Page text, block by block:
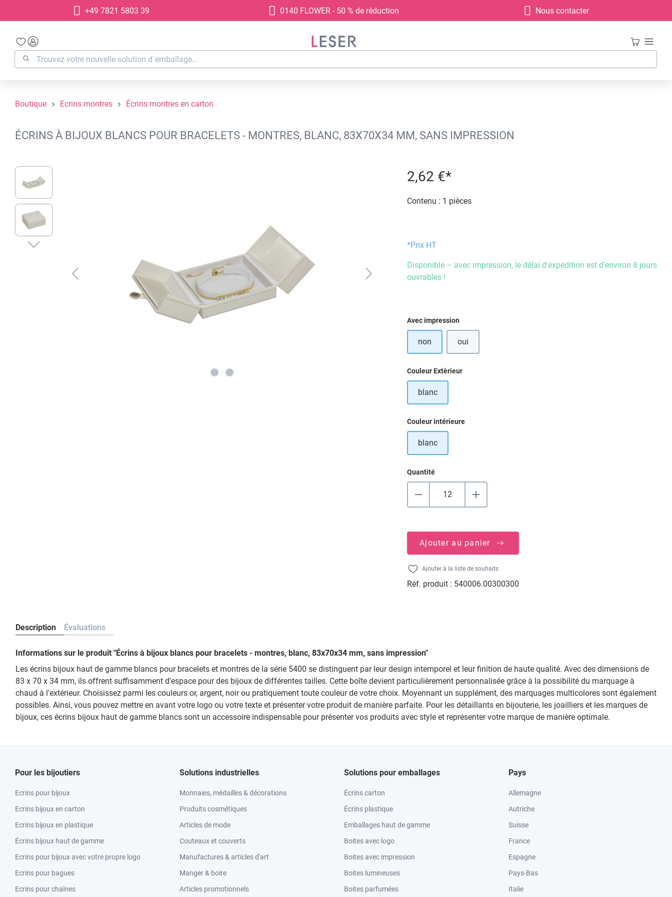
Passer à la navigation principale
+49 7821 5803 39 0140 FLOWER - 50 % de réduction Nous contacter
Boutique Ecrins montres Écrins montres en carton
ÉCRINS À BIJOUX BLANCS POUR BRACELETS - MONTRES, BLANC, 83X70X34 MM, SANS IMPRESSION
Ignorer la galerie d'images 2,62 €*
Contenu : 1 pièces
*Prix HT
Disponible – avec impression, le délai d'expédition est d'environ 8 jours
ouvrables !
Sélectionnez
Avec impression
non oui
Sélectionnez
Couleur Extèrieur
blanc
Sélectionnez
Couleur intérieure
blanc
Quantité
Ajouter au panier
Ajouter à la liste de souhaits
Réf. produit : 540006.00300300
Description Évaluations
Informations sur le produit "Écrins à bijoux blancs pour bracelets - montres, blanc, 83x70x34 mm, sans impression"
Les écrins bijoux haut de gamme blancs pour bracelets et montres de la série 5400 se distinguent par leur design intemporel et leur finition de haute qualité. Avec des dimensions de
83 x 70 x 34 mm, ils offrent suffisamment d'espace pour des bijoux de différentes tailles. Cette boîte devient particulièrement personnalisée grâce à la possibilité du marquage à
chaud à l'extérieur. Choisissez parmi les couleurs or, argent, noir ou pratiquement toute couleur de votre choix. Moyennant un supplément, des marquages multicolores sont également
possibles. Ainsi, vous pouvez mettre en avant votre logo ou votre texte et présenter votre produit de manière parfaite. Pour les détaillants en bijouterie, les joailliers et les marques de
bijoux, ces écrins bijoux haut de gamme blancs sont un accessoire indispensable pour présenter vos produits avec style et représenter votre marque de manière optimale.
Pour les bijoutiers
Ecrins pour bijoux
Ecrins bijoux en carton
Ecrins bijoux en plastique
Écrins bijoux haut de gamme
Ecrins pour bijoux avec votre propre logo
Ecrins pour bagues
Ecrins pour chaînes
Solutions industrielles
Monnaies, médailles & décorations
Produits cosmétiques
Articles de mode
Couteaux et couverts
Manufactures & articles d'art
Manger & boire
Articles promotionnels
Solutions pour emballages
Écrins carton
Écrins plastique
Emballages haut de gamme
Boites avec logo
Boites avec impression
Boites lumineuses
Boites parfumées
Pays
Allemagne
Autriche
Suisse
France
Espagne
Pays-Bas
Italie